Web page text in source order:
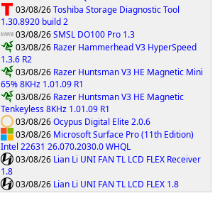
03/08/26Toshiba Storage Diagnostic Tool
1.30.8920 build 2
03/08/26SMSL DO100 Pro 1.3
03/08/26 Razer Hammerhead V3 HyperSpeed
1.3.6 R2
03/08/26 Razer Huntsman V3 HE Magnetic Mini
65% 8KHz 1.01.09 R1
03/08/26 Razer Huntsman V3 HE Magnetic
Tenkeyless 8KHz 1.01.09 R1
03/08/26Ocypus Digital Elite 2.0.6
03/08/26 Microsoft Surface Pro (11th Edition)
Intel 22631 26.070.2030.0 WHQL
03/08/26 Lian Li UNI FAN TL LCD FLEX Receiver
1.8
03/08/26 Lian Li UNI FAN TL LCD FLEX 1.8